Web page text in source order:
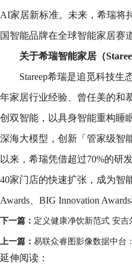
AI家居新标准。未来，希瑞将
国智能品牌在全球智能家居赛
关于希瑞智能家居（
Stareep希瑞是追觅科技
年家居行业经验、曾任美的和
创双智能，以具身智能重构睡
深海大模型，创新「管家级智
以来，希瑞凭借超过70%的研
40家门店的快速扩张，成为智
Awards、BIG Innovation
下一篇： 定义健康净饮新范式 安吉
上一篇： 易联众睿图影像数据中台
延伸阅读：